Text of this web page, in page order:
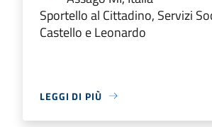
Sportello al Cittadino, Servizi
Castello e Leonardo
LEGGI DI PIÙ